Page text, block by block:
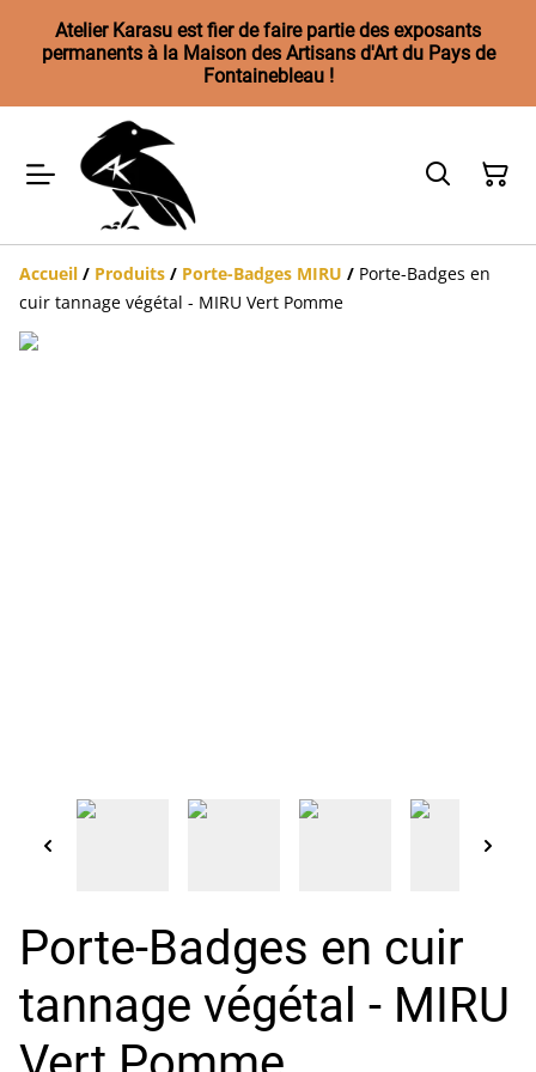
Atelier Karasu est fier de faire partie des exposants
permanents à la Maison des Artisans d'Art du Pays de
Fontainebleau !
Accueil / Produits / Porte-Badges MIRU / Porte-Badges en
cuir tannage végétal - MIRU Vert Pomme
Porte-Badges en cuir
tannage végétal - MIRU